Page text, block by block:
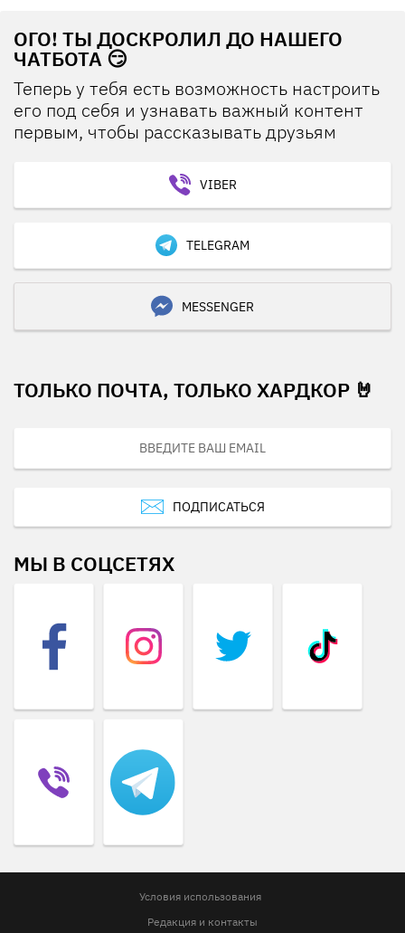
ОГО! ТЫ ДОСКРОЛИЛ ДО НАШЕГО
ЧАТБОТА 😏
Теперь у тебя есть возможность настроить
его под себя и узнавать важный контент
первым, чтобы рассказывать друзьям
VIBER
TELEGRAM
MESSENGER
ТОЛЬКО ПОЧТА, ТОЛЬКО ХАРДКОР 🤘
ПОДПИСАТЬСЯ
МЫ В СОЦСЕТЯХ
Условия использования
Редакция и контакты